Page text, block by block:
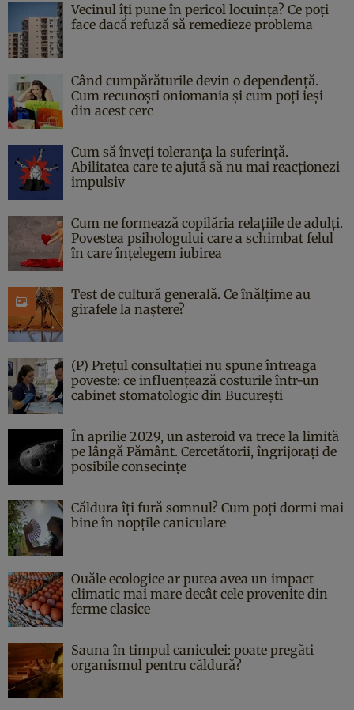
Vecinul îți pune în pericol locuința? Ce poți
face dacă refuză să remedieze problema
Când cumpărăturile devin o dependență.
Cum recunoști oniomania și cum poți ieși
din acest cerc
Cum să înveți toleranța la suferință.
Abilitatea care te ajută să nu mai reacționezi
impulsiv
Cum ne formează copilăria relațiile de adulți.
Povestea psihologului care a schimbat felul
în care înțelegem iubirea
Test de cultură generală. Ce înălțime au
girafele la naștere?
(P) Prețul consultației nu spune întreaga
poveste: ce influențează costurile într-un
cabinet stomatologic din București
În aprilie 2029, un asteroid va trece la limită
pe lângă Pământ. Cercetătorii, îngrijorați de
posibile consecințe
Căldura îți fură somnul? Cum poți dormi mai
bine în nopțile caniculare
Ouăle ecologice ar putea avea un impact
climatic mai mare decât cele provenite din
ferme clasice
Sauna în timpul caniculei: poate pregăti
organismul pentru căldură?